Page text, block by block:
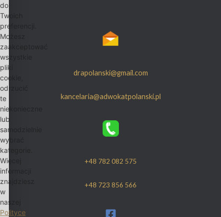
drapolanski@gmail.com
kancelaria@adwokatpolanski.pl
+48 782 082 575
+48 723 856 566
do
Twoich
preferencji.
Możesz
zaakceptować
wszystkie
pliki
cookie,
odrzucić
te
niekonieczne
lub
samodzielnie
wybrać
kategorie.
Więcej
informacji
znajdziesz
w
naszej
Polityce